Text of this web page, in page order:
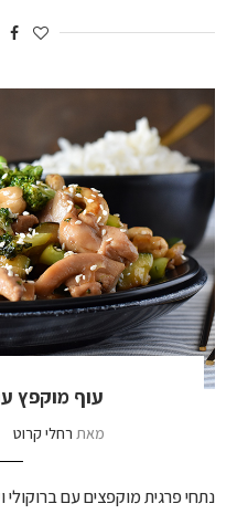
עוף מוקפץ
מאת רחלי קרוט
נתחי פרגית מוקפצים עם ברוקולי